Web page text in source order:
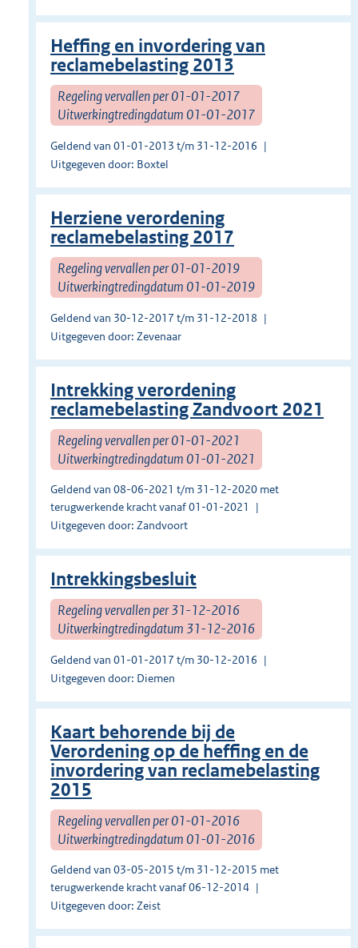
Heffing en invordering van
reclamebelasting 2013
Regeling vervallen per 01-01-2017
Uitwerkingtredingdatum 01-01-2017
Geldend van 01-01-2013 t/m 31-12-2016
Uitgegeven door: Boxtel
Herziene verordening
reclamebelasting 2017
Regeling vervallen per 01-01-2019
Uitwerkingtredingdatum 01-01-2019
Geldend van 30-12-2017 t/m 31-12-2018
Uitgegeven door: Zevenaar
Intrekking verordening
reclamebelasting Zandvoort 2021
Regeling vervallen per 01-01-2021
Uitwerkingtredingdatum 01-01-2021
Geldend van 08-06-2021 t/m 31-12-2020 met
terugwerkende kracht vanaf 01-01-2021
Uitgegeven door: Zandvoort
Intrekkingsbesluit
Regeling vervallen per 31-12-2016
Uitwerkingtredingdatum 31-12-2016
Geldend van 01-01-2017 t/m 30-12-2016
Uitgegeven door: Diemen
Kaart behorende bij de
Verordening op de heffing en de
invordering van reclamebelasting
2015
Regeling vervallen per 01-01-2016
Uitwerkingtredingdatum 01-01-2016
Geldend van 03-05-2015 t/m 31-12-2015 met
terugwerkende kracht vanaf 06-12-2014
Uitgegeven door: Zeist